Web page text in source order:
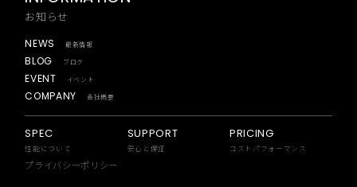
お知らせ
NEWS 最新情報
BLOG ブログ
EVENT イベント
COMPANY 会社概要
SPEC
性能について
SUPPORT
安心と保証
PRICING
コストパフォーマンス
プライバシーポリシー